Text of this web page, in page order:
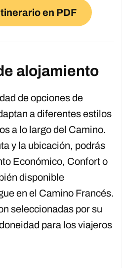
en PDF
alojamiento
de opciones de
a diferentes estilos
a lo largo del Camino.
y la ubicación, podrás
Económico, Confort o
disponible
en el Camino Francés.
seleccionadas por su
para los viajeros